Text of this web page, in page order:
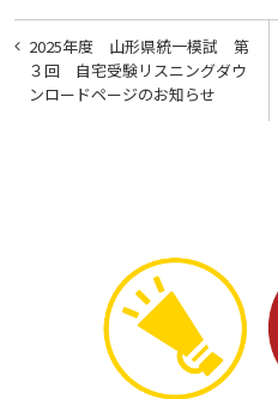
投
稿
ナ
2025年度 山形県統一模試 第
３回 自宅受験リスニングダウ
ンロードページのお知らせ